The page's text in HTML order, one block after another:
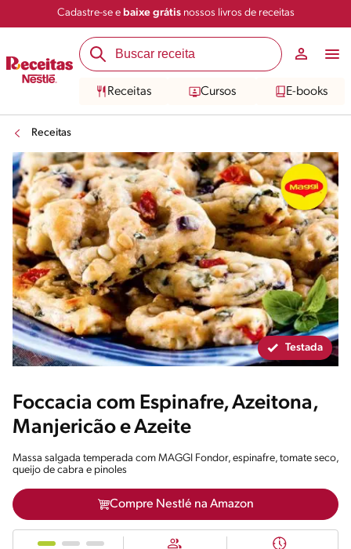
Cadastre-se e baixe grátisnossos livros de receitas
Receitas Cursos E-books
Receitas
Salvar Compartilhar
Testada
Foccacia com Espinafre, Azeitona,
Manjericão e Azeite
Massa salgada temperada com MAGGI Fondor, espinafre, tomate seco,
queijo de cabra e pinoles
Compre Nestlé na Amazon